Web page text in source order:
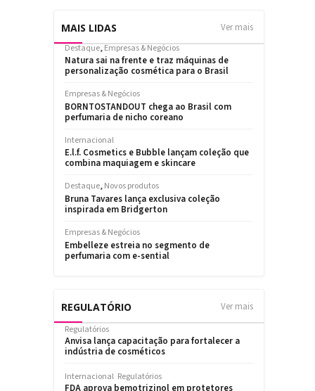
MAIS LIDAS Ver mais
REGULATÓRIO Ver mais
Regulatórios
Anvisa lança capacitação para fortalecer a
indústria de cosméticos
Internacional Regulatórios
FDA aprova bemotrizinol em protetores